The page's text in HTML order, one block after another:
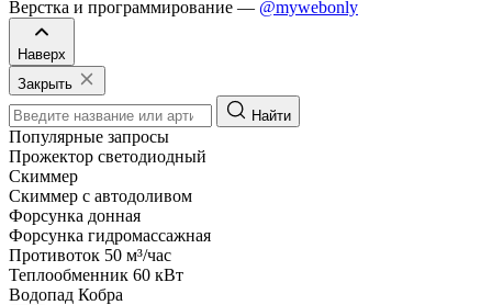
Верстка и программирование — @mywebonly
Наверх
Закрыть
Найти
Популярные запросы
Прожектор светодиодный
Скиммер
Скиммер с автодоливом
Форсунка донная
Форсунка гидромассажная
Противоток 50 м³/час
Теплообменник 60 кВт
Водопад Кобра